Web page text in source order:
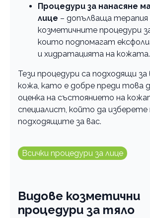
Процедури за нанасяне
лице – допълваща терапия
козметичните процедури
които подпомагат
и хидратацията на кожата.
Тези процедури са подходящи за
кожа, като е добре преди това
оценка на състоянието на
специалист, който да изберете
подходящите за вас.
Всички процедури за лице
Видове козметични
процедури за тяло